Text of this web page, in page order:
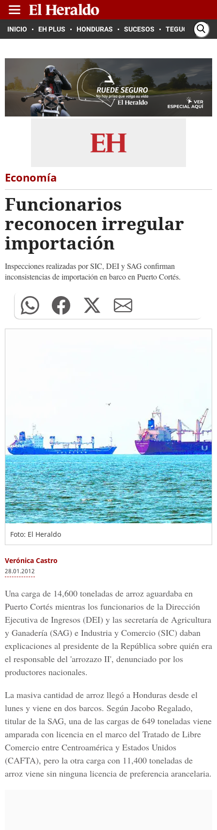
INICIO EH PLUS HONDURAS SUCESOS TEGUCIGALPA
Economía
Funcionarios
reconocen irregular
importación
Inspecciones realizadas por SIC, DEI y SAG confirman
inconsistencias de importación en barco en Puerto Cortés.
Foto: El Heraldo
Verónica Castro
28.01.2012
Una carga de 14,600 toneladas de arroz aguardaba en
Puerto Cortés mientras los funcionarios de la Dirección
Ejecutiva de Ingresos (DEI) y las secretaría de Agricultura
y Ganadería (SAG) e Industria y Comercio (SIC) daban
explicaciones al presidente de la República sobre quién era
el responsable del 'arrozazo II', denunciado por los
productores nacionales.
La masiva cantidad de arroz llegó a Honduras desde el
lunes y viene en dos barcos. Según Jacobo Regalado,
titular de la SAG, una de las cargas de 649 toneladas viene
amparada con licencia en el marco del Tratado de Libre
Comercio entre Centroamérica y Estados Unidos
(CAFTA), pero la otra carga con 11,400 toneladas de
arroz viene sin ninguna licencia de preferencia arancelaria.